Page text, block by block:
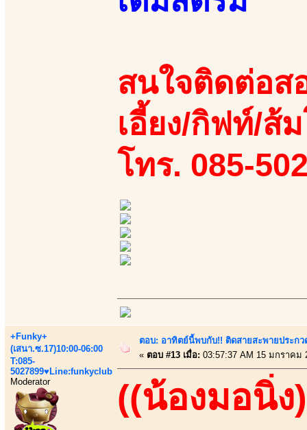
สนใจติดต่อส
เอี้ยง/กิฟท์/ส้
โทร. 085-
+Funky+
(เสนา.ซ.17)10:00-06:00
T:085-
5027899♥Line:funkyclub
Moderator
ตอบ: อาทิตย์นี้พบกับ!! ติดสายสะพายประกว
« ตอบ #13 เมื่อ: 03:57:37 AM 15 มกราคม
((น้องมอนิ่ง